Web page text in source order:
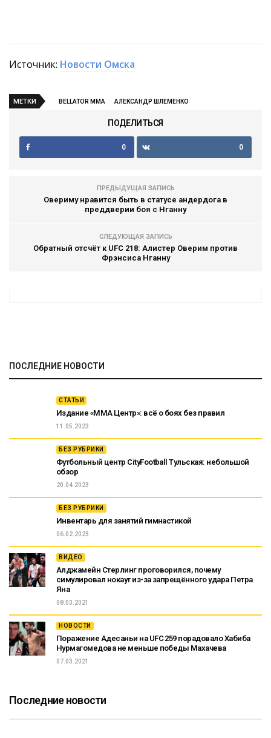
Источник: Новости Омска
МЕТКИ BELLATOR MMA АЛЕКСАНДР ШЛЕМЕНКО
ПОДЕЛИТЬСЯ
0 0
ПРЕДЫДУЩАЯ ЗАПИСЬ
Овериму нравится быть в статусе андердога в
преддверии боя с Нганну
СЛЕДУЮЩАЯ ЗАПИСЬ
Обратный отсчёт к UFC 218: Алистер Оверим против
Фрэнсиса Нганну
ПОСЛЕДНИЕ НОВОСТИ
СТАТЬИ
Издание «ММА Центр»: всё о боях без правил
11.05.2023
БЕЗ РУБРИКИ
Футбольный центр CityFootball Тульская: небольшой
обзор
20.04.2023
БЕЗ РУБРИКИ
Инвентарь для занятий гимнастикой
06.02.2023
ВИДЕО
Алджамейн Стерлинг проговорился, почему
симулировал нокаут из-за запрещённого удара Петра
Яна
08.03.2021
НОВОСТИ
Поражение Адесаньи на UFC 259 порадовало Хабиба
Нурмагомедова не меньше победы Махачева
07.03.2021
Последние новости